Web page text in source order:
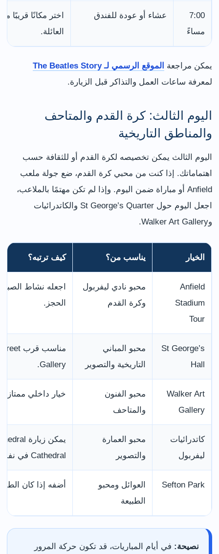
7:00
مساءً
عشاء أو عودة للفندق
اختر مكانًا قريبًا
العائلة.
يمكن مراجعة الموقع الرسمي لـ The Beatles Story
لمعرفة ساعات العمل والتذاكر قبل الزيارة.
اليوم الثالث: كرة القدم والمتاحف
والمناطق التاريخية
اليوم الثالث يمكن تخصيصه لكرة القدم أو للثقافة حسب
اهتماماتك. إذا كنت من محبي كرة القدم، ضع جولة ملعب
Anfield أو مباراة ضمن اليوم. وإذا لم تكن مهتمًا بالملاعب،
اجعل اليوم حول St George’s Quarter والكاتدرائيات
وWalker Art Gallery.
الخيار يناسب من؟ كيف ترتبه؟
Anfield
Stadium
Tour
محبو نادي ليفربول
وكرة القدم
اجعله نشاط
الحجز.
St George’s
Hall
محبو المباني
التاريخية والتصوير
Gallery.
Walker Art
Gallery
محبو الفنون
والمتاحف
خيار داخلي ممتاز
كاتدرائيات
ليفربول
محبو العمارة
والتصوير
Cathedral في نفس اليوم حسب الوقت.
Sefton Park
العوائل ومحبو
الطبيعة
أضفه إذا كان
نصيحة: في أيام المباريات، قد تكون حركة المرور